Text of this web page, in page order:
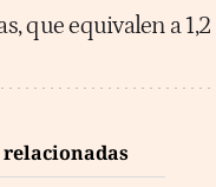
que equivalen a 1,2